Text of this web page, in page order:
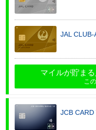
JAL CLUB-
マイルが貯ま
こ
JCB CARD